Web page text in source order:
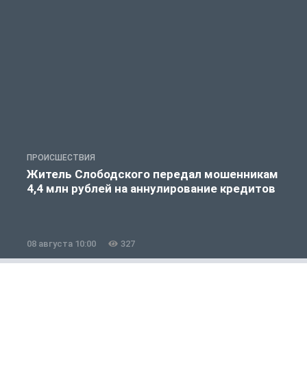
ПРОИСШЕСТВИЯ
Житель Слободского передал мошенникам
4,4 млн рублей на аннулирование кредитов
08 августа 10:00 327